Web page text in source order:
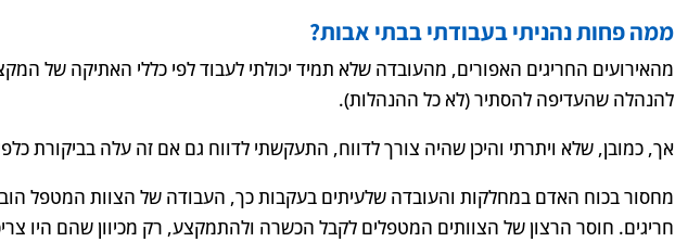
ממה פחות נהניתי בעבודתי בבתי אבות?
מהאירועים החריגים האפורים, מהעובדה שלא תמיד יכולתי לעבוד לפי כללי האתיקה של
להנהלה שהעדיפה להסתיר (לא כל ההנהלות).
אך, כמובן, שלא ויתרתי והיכן שהיה צורך לדווח, התעקשתי לדווח גם אם זה עלה בביקורת
מחסור בכוח האדם במחלקות והעובדה שלעיתים בעקבות כך, העבודה של הצוות המטפל
חריגים. חוסר הרצון של הצוותים המטפלים לקבל הכשרה ולהתמקצע, רק מכיוון שהם היו